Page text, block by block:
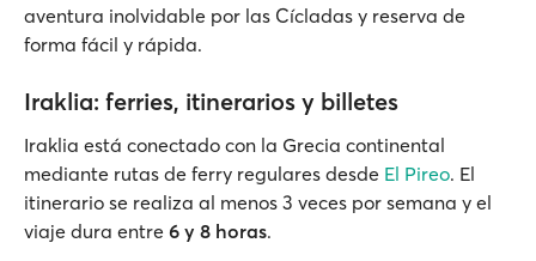
aventura inolvidable por las Cícladas y reserva de
forma fácil y rápida.
Iraklia: ferries, itinerarios y billetes
Iraklia está conectado con la Grecia continental
mediante rutas de ferry regulares desde El Pireo. El
itinerario se realiza al menos 3 veces por semana y el
viaje dura entre 6 y 8 horas.